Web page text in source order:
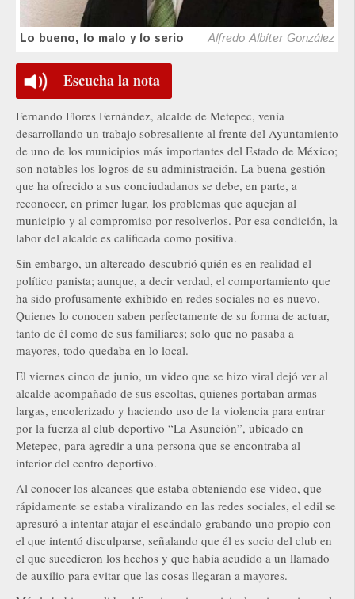
Lo bueno, lo malo y lo serio Alfredo Albíter González
Escucha la nota
Fernando Flores Fernández, alcalde de Metepec, venía
desarrollando un trabajo sobresaliente al frente del Ayuntamiento
de uno de los municipios más importantes del Estado de México;
son notables los logros de su administración. La buena gestión
que ha ofrecido a sus conciudadanos se debe, en parte, a
reconocer, en primer lugar, los problemas que aquejan al
municipio y al compromiso por resolverlos. Por esa condición, la
labor del alcalde es calificada como positiva.
Sin embargo, un altercado descubrió quién es en realidad el
político panista; aunque, a decir verdad, el comportamiento que
ha sido profusamente exhibido en redes sociales no es nuevo.
Quienes lo conocen saben perfectamente de su forma de actuar,
tanto de él como de sus familiares; solo que no pasaba a
mayores, todo quedaba en lo local.
El viernes cinco de junio, un video que se hizo viral dejó ver al
alcalde acompañado de sus escoltas, quienes portaban armas
largas, encolerizado y haciendo uso de la violencia para entrar
por la fuerza al club deportivo “La Asunción”, ubicado en
Metepec, para agredir a una persona que se encontraba al
interior del centro deportivo.
Al conocer los alcances que estaba obteniendo ese video, que
rápidamente se estaba viralizando en las redes sociales, el edil se
apresuró a intentar atajar el escándalo grabando uno propio con
el que intentó disculparse, señalando que él es socio del club en
el que sucedieron los hechos y que había acudido a un llamado
de auxilio para evitar que las cosas llegaran a mayores.